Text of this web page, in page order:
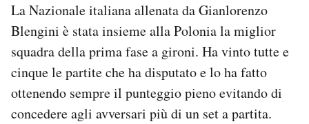
La Nazionale italiana allenata da Gianlorenzo
Blengini è stata insieme alla Polonia la miglior
squadra della prima fase a gironi. Ha vinto tutte e
cinque le partite che ha disputato e lo ha fatto
ottenendo sempre il punteggio pieno evitando di
concedere agli avversari più di un set a partita.